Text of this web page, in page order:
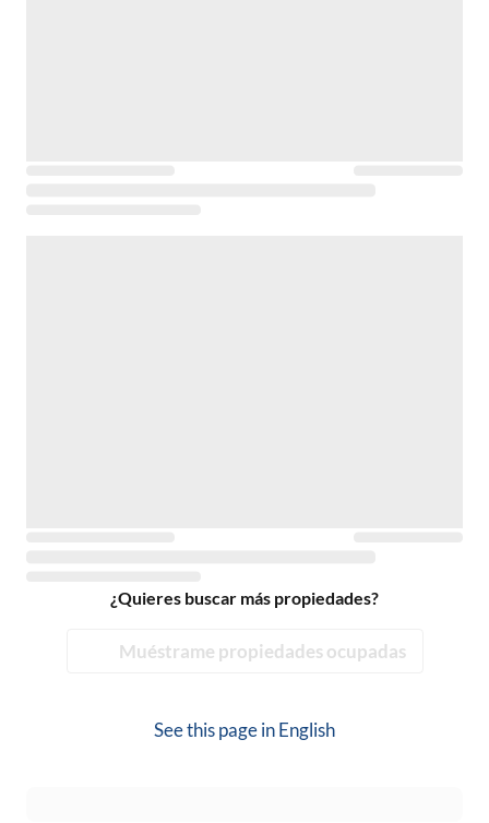
¿Quieres buscar más propiedades?
Muéstrame propiedades ocupadas
See this page inEnglish